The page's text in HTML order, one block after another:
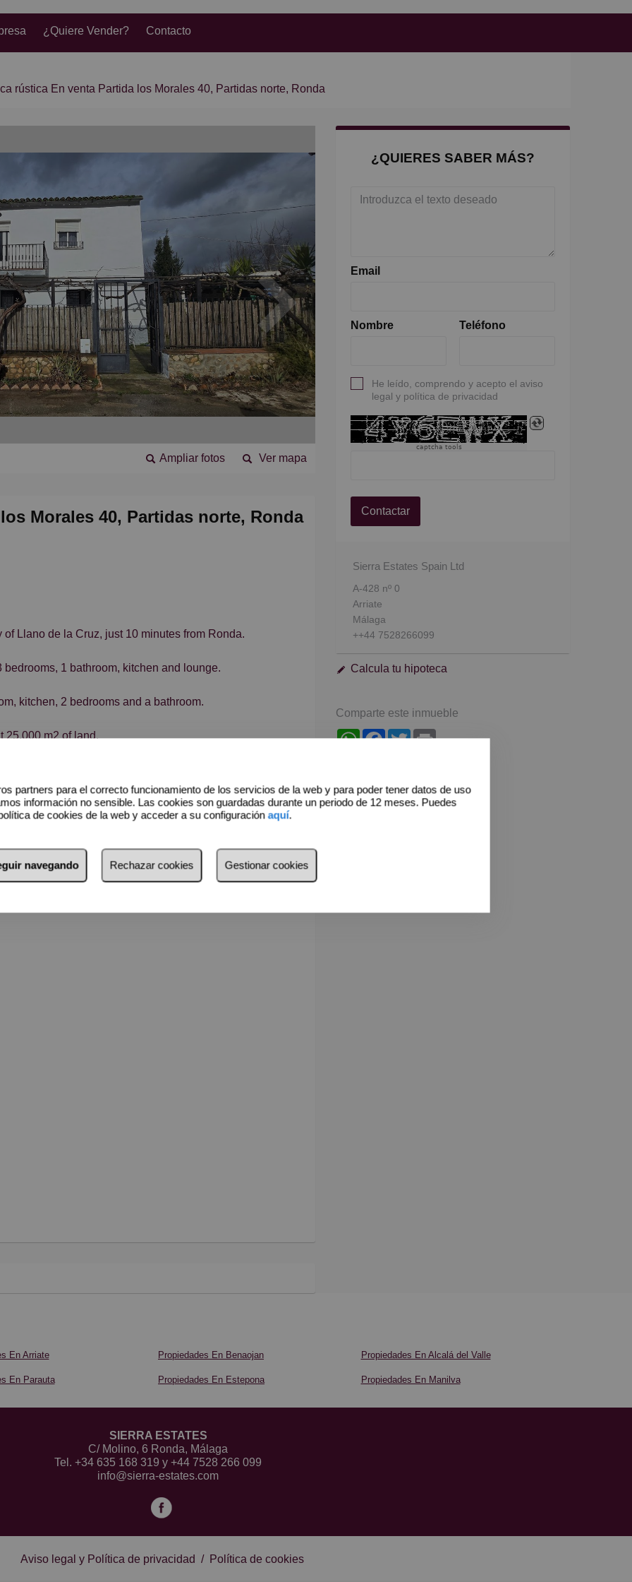
¿Quiere Vender? Contacto
rústica En venta Partida los Morales 40, Partidas norte, Ronda
Ver mapa
Ampliar fotos
Morales 40, Partidas norte, Ronda
of Llano de la Cruz, just 10 minutes from Ronda.
1 bathroom, kitchen and lounge.
kitchen, 2 bedrooms and a bathroom.
25,000 m2 of land.
renovation.
walking distance. Arriate and Ronda close by.
¿QUIERES SABER MÁS?
Email
Nombre Teléfono
He leído, comprendo y acepto el aviso
legal y política de privacidad
captcha tools
Contactar
Sierra Estates Spain Ltd
A-428 nº 0
Arriate
Málaga
++44 7528266099
Calcula tu hipoteca
Comparte este inmueble
WhatsAppFacebook
Twitter
En Arriate Propiedades En Benaojan Propiedades En Alcalá del Valle
En Parauta Propiedades En Estepona Propiedades En Manilva
SIERRA ESTATES
C/ Molino, 6 Ronda, Málaga
Tel. +34 635 168 319 y +44 7528 266 099
info@sierra-estates.com
Aviso legal y Política de privacidad / Política de cookies
partners para el correcto funcionamiento de los servicios de la web y para poder tener datos de uso
información no sensible. Las cookies son guardadas durante un periodo de 12 meses. Puedes
de cookies de la web y acceder a su configuraciónaquí.
navegando Rechazar cookies Gestionar cookies